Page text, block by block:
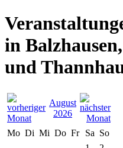
in
und
August
2026
Mo Di Mi Do Fr Sa So